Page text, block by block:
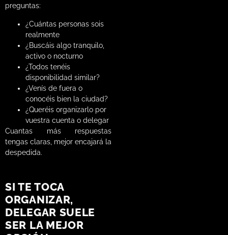
preguntas:
¿Cuántas personas sois
realmente
¿Buscáis algo tranquilo,
activo o nocturno
¿Todos tenéis
disponibilidad similar?
¿Venís de fuera o
conocéis bien la ciudad?
¿Queréis organizarlo por
vuestra cuenta o delegar
Cuantas más respuestas
tengas claras, mejor encajará la
despedida.
SI TE TOCA
ORGANIZAR,
DELEGAR SUELE
SER LA MEJOR